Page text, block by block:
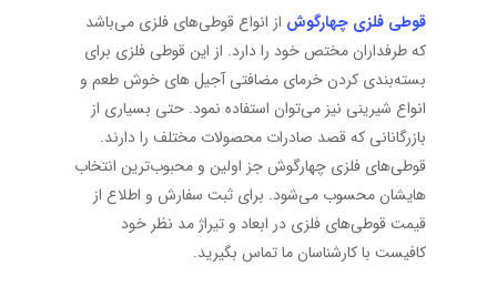
قوطی فلزی چهارگوش از انواع قوطی‌های فلزی می‌باشد
که طرفداران مختص خود را دارد. از این قوطی فلزی برای
بسته‌بندی کردن خرمای مضافتی آجیل های خوش طعم و
انواع شیرینی نیز می‌توان استفاده نمود. حتی بسیاری از
بازرگانانی که قصد صادرات محصولات مختلف را دارند.
قوطی‌های فلزی چهارگوش جز اولین و محبوب‌ترین انتخاب‌
هایشان محسوب می‌شود. برای ثبت سفارش و اطلاع از
قیمت قوطی‌های فلزی در ابعاد و تیراژ مد نظر خود
کافیست با کارشناسان ما تماس بگیرید.